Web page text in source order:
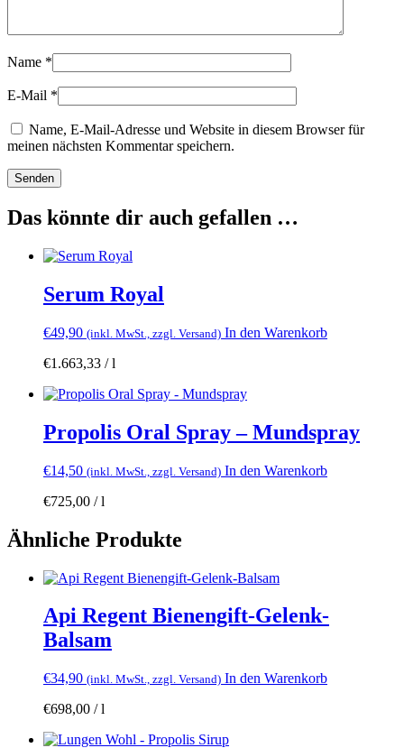
Name *
E-Mail *
Name, E-Mail-Adresse und Website in diesem Browser für
meinen nächsten Kommentar speichern.
Das könnte dir auch gefallen …
Serum Royal
€49,90 (inkl. MwSt., zzgl. Versand) In den Warenkorb
€1.663,33 /l
Propolis Oral Spray – Mundspray
€14,50 (inkl. MwSt., zzgl. Versand) In den Warenkorb
€725,00 /l
Ähnliche Produkte
Api Regent Bienengift-Gelenk-
Balsam
€34,90 (inkl. MwSt., zzgl. Versand) In den Warenkorb
€698,00 /l